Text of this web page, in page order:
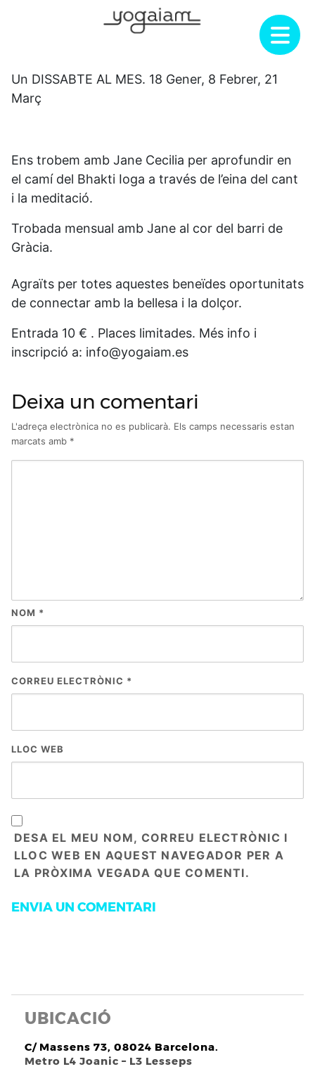
Un DISSABTE AL MES. 18 Gener, 8 Febrer, 21
Març
Ens trobem amb Jane Cecilia per aprofundir en
el camí del Bhakti Ioga a través de l’eina del cant
i la meditació.
Trobada mensual amb Jane al cor del barri de
Gràcia.
Agraïts per totes aquestes beneïdes oportunitats
de connectar amb la bellesa i la dolçor.
Entrada 10 € . Places limitades. Més info i
inscripció a: info@yogaiam.es
Deixa un comentari
L'adreça electrònica no es publicarà. Els camps necessaris estan
marcats amb *
NOM *
CORREU ELECTRÒNIC *
LLOC WEB
DESA EL MEU NOM, CORREU ELECTRÒNIC I
LLOC WEB EN AQUEST NAVEGADOR PER A
LA PRÒXIMA VEGADA QUE COMENTI.
UBICACIÓ
C/ Massens 73, 08024 Barcelona.
Metro L4 Joanic – L3 Lesseps